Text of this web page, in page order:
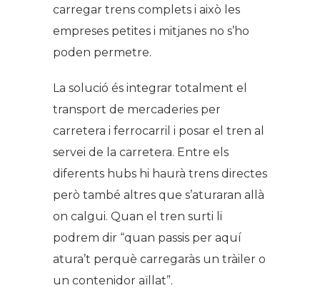
carregar trens complets i això les
empreses petites i mitjanes no s’ho
poden permetre.
La solució és integrar totalment el
transport de mercaderies per
carretera i ferrocarril i posar el tren al
servei de la carretera. Entre els
diferents hubs hi haurà trens directes
però també altres que s’aturaran allà
on calgui. Quan el tren surti li
podrem dir “quan passis per aquí
atura’t perquè carregaràs un tràiler o
un contenidor aïllat”.